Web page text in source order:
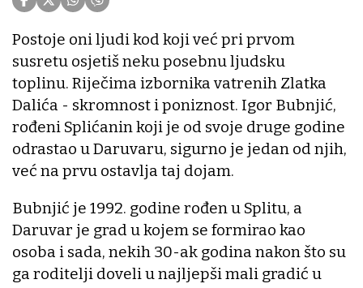
Postoje oni ljudi kod koji već pri prvom
susretu osjetiš neku posebnu ljudsku
toplinu. Riječima izbornika vatrenih Zlatka
Dalića - skromnost i poniznost. Igor Bubnjić,
rođeni Splićanin koji je od svoje druge godine
odrastao u Daruvaru, sigurno je jedan od njih,
već na prvu ostavlja taj dojam.
Bubnjić je 1992. godine rođen u Splitu, a
Daruvar je grad u kojem se formirao kao
osoba i sada, nekih 30-ak godina nakon što su
ga roditelji doveli u najljepši mali gradić u